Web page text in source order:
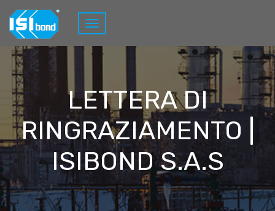
LETTERA DI
RINGRAZIAMENTO |
ISIBOND S.A.S